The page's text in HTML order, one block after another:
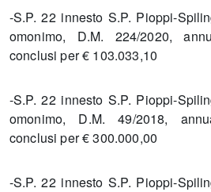
-S.P. 22 innesto S.P. Pioppi-
omonimo, D.M. 224/2020,
conclusi per € 103.033,10
-S.P. 22 innesto S.P. Pioppi-
omonimo, D.M. 49/2018,
conclusi per € 300.000,00
-S.P. 22 innesto S.P. Pioppi-